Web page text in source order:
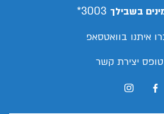
בשבילך 3003*
איתנו בוואטסאפ
טופס יצירת קשר